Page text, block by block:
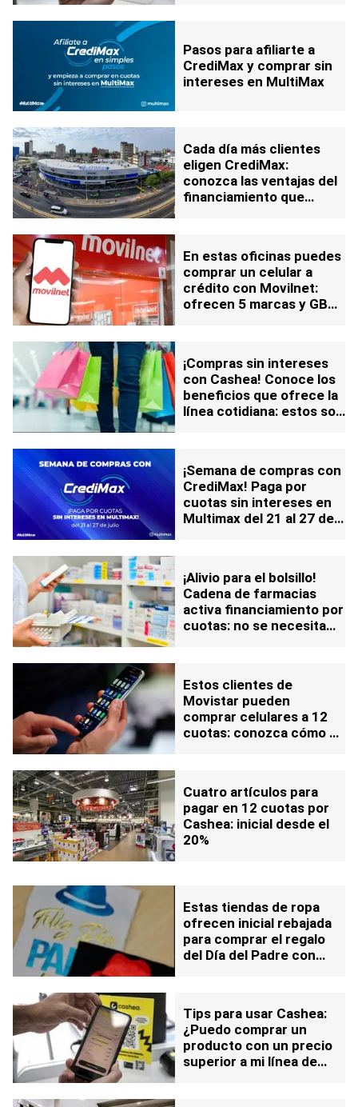
Pasos para afiliarte a
CrediMax y comprar sin
intereses en MultiMax
Cada día más clientes
eligen CrediMax:
conozca las ventajas del
financiamiento que
En estas oficinas puedes
comprar un celular a
crédito con Movilnet:
ofrecen 5 marcas y GB
¡Compras sin intereses
con Cashea! Conoce los
beneficios que ofrece la
línea cotidiana: estos son
¡Semana de compras con
CrediMax! Paga por
cuotas sin intereses en
Multimax del 21 al 27 de
¡Alivio para el bolsillo!
Cadena de farmacias
activa financiamiento por
cuotas: no se necesita
Estos clientes de
Movistar pueden
comprar celulares a 12
cuotas: conozca cómo y
Cuatro artículos para
pagar en 12 cuotas por
Cashea: inicial desde el
20%
Estas tiendas de ropa
ofrecen inicial rebajada
para comprar el regalo
del Día del Padre con
Tips para usar Cashea:
¿Puedo comprar un
producto con un precio
superior a mi línea de